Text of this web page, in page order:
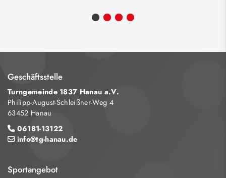
Geschäftsstelle
Turngemeinde 1837 Hanau a.V.
Philipp-August-Schleißner-Weg 4
63452 Hanau
06181-13122
info@tg-hanau.de
Sportangebot